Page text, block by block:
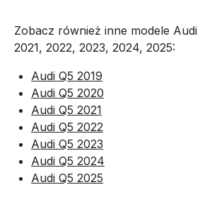
Zobacz również inne modele
2021, 2022, 2023, 2024, 2025:
Audi Q5 2019
Audi Q5 2020
Audi Q5 2021
Audi Q5 2022
Audi Q5 2023
Audi Q5 2024
Audi Q5 2025